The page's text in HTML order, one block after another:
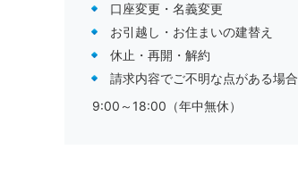
口座変更・名義変更
お引越し・お住まいの建替え
休止・再開・解約
請求内容でご不明な点がある場合
9:00～18:00（年中無休）